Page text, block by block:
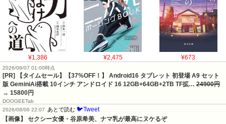
¥1,386 ¥2,475 ¥673
2026/08/07 01:00時点
[PR] 【タイムセール】【37%OFF！】 Android16 タブレット 初登場 A9 セット
版 GeminiAi搭載 10インチ アンドロイド 16 12GB+64GB+2TB TF拡… 24900円
→ 15800円
DOOGEETab
2026/08/06 22:07
あとで読む 🐦Tweet
【画像】 セクシー女優・谷原希美、ナマ乳が最高にヌケるぞ